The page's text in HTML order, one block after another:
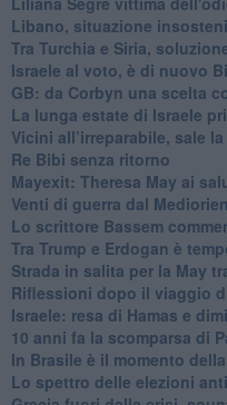
Libano, situazione
Tra Turchia e Siria,
Israele al voto, è di nuovo
GB: da Corbyn una scelta
La lunga estate di Israele
Vicini all’irreparabile, sale
Re Bibi senza ritorno
Mayexit: Theresa May ai
Venti di guerra dal
Lo scrittore Bassem
Tra Trump e Erdogan è
Strada in salita per la May
Riflessioni dopo il viaggio
Israele: resa di Hamas e
10 anni fa la scomparsa di
In Brasile è il momento
Lo spettro delle elezioni